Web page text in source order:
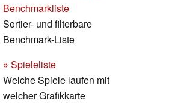
Benchmarkliste
Sortier- und filterbare
Benchmark-Liste
» Spieleliste
Welche Spiele laufen mit
welcher Grafikkarte